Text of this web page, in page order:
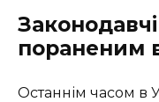
пораненим
Останнім часом в